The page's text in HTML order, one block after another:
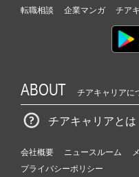
転職相談
企業マンガ チア
ABOUT チアキャリアに
チアキャリアとは
会社概要 ニュースルーム
プライバシーポリシー